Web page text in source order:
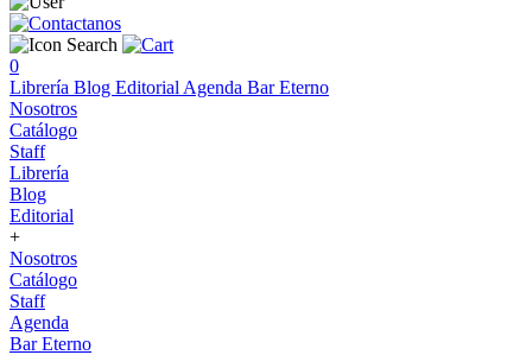
0
Librería Blog Editorial Agenda Bar Eterno
Nosotros
Catálogo
Staff
Librería
Blog
Editorial
+
Nosotros
Catálogo
Staff
Agenda
Bar Eterno